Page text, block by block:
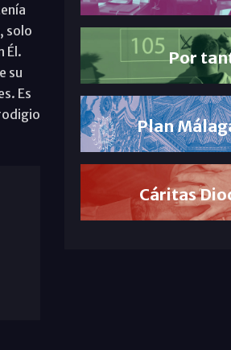
solo
Él.
su
Es
Por
Plan
Cáritas